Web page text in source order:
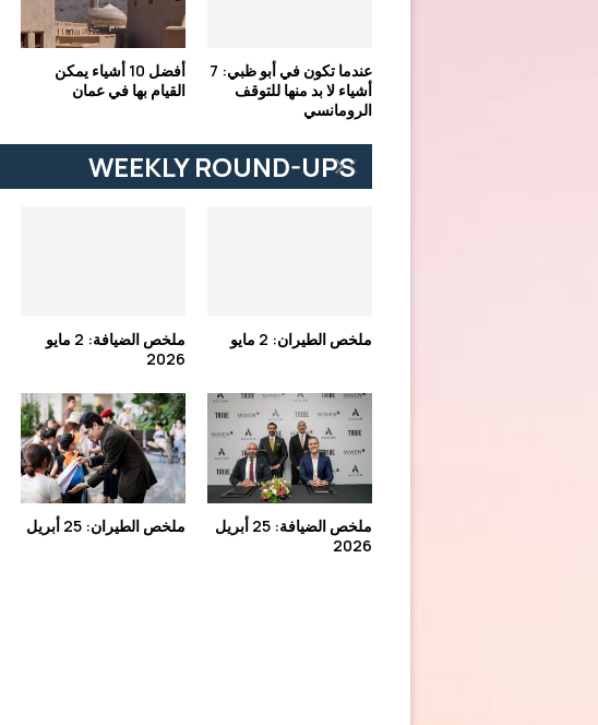
أفضل 10 أشياء يمكن
القيام بها في عمان
عندما تكون في أبو ظبي: 7
أشياء لا بد منها للتوقف
الرومانسي
WEEKLY ROUND-UPS
ملخص الضيافة: 2 مايو
2026
ملخص الطيران: 2 مايو
ملخص الطيران: 25 أبريل
ملخص الضيافة: 25 أبريل
2026